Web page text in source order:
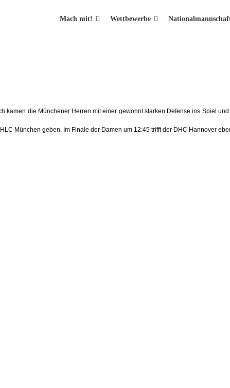
Mach mit! Wettbewerbe
die Münchener Herren mit einer gewohnt starken Defense ins Spiel
München geben. Im Finale der Damen um 12:45 trifft der DHC Hannover